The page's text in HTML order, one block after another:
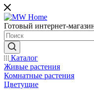
Готовый интернет-
Каталог
Живые растения
Комнатные растения
Цветущие